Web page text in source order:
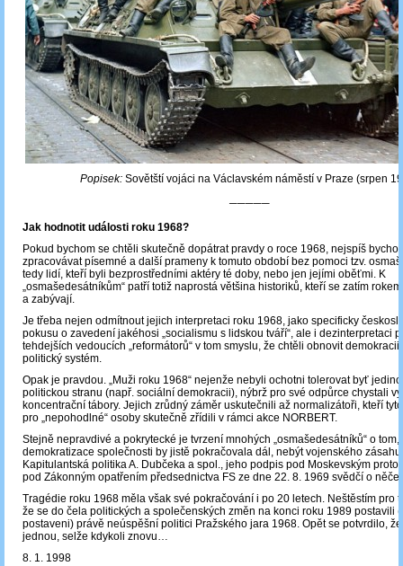
Popisek: Sovětští vojáci na Václavském náměstí v Praze (srpen
─────
Jak hodnotit události roku 1968?
Pokud bychom se chtěli skutečně dopátrat pravdy o roce 1968, nejspíš
zpracovávat písemné a další prameny k tomuto období bez pomoci tzv.
tedy lidí, kteří byli bezprostředními aktéry té doby, nebo jen jejími oběťmi. K
„osmašedesátníkům“ patří totiž naprostá většina historiků, kteří se zatím
a zabývají.
Je třeba nejen odmítnout jejich interpretaci roku 1968, jako specificky
pokusu o zavedení jakéhosi „socialismu s lidskou tváří“, ale i dezinterpretaci
tehdejších vedoucích „reformátorů“ v tom smyslu, že chtěli obnovit
politický systém.
Opak je pravdou. „Muži roku 1968“ nejenže nebyli ochotni tolerovat byť
politickou stranu (např. sociální demokracii), nýbrž pro své odpůrce chystali
koncentrační tábory. Jejich zrůdný záměr uskutečnili až normalizátoři, kteří
pro „nepohodlné“ osoby skutečně zřídili v rámci akce NORBERT.
Stejně nepravdivé a pokrytecké je tvrzení mnohých „osmašedesátníků“ o tom,
demokratizace společnosti by jistě pokračovala dál, nebýt vojenského
Kapitulantská politika A. Dubčeka a spol., jeho podpis pod Moskevským
pod Zákonným opatřením předsednictva FS ze dne 22. 8. 1969 svědčí o
Tragédie roku 1968 měla však své pokračování i po 20 letech. Neštěstím pro
že se do čela politických a společenských změn na konci roku 1989 postavili
postaveni) právě neúspěšní politici Pražského jara 1968. Opět se potvrdilo,
jednou, selže kdykoli znovu…
8. 1. 1998